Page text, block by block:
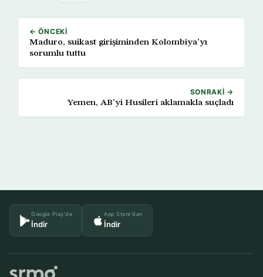
← ÖNCEKI
Maduro, suikast girişiminden Kolombiya’yı
sorumlu tuttu
SONRAKI →
Yemen, AB’yi Husileri aklamakla suçladı
Google Play'de
İndir
App Store'dan
İndir